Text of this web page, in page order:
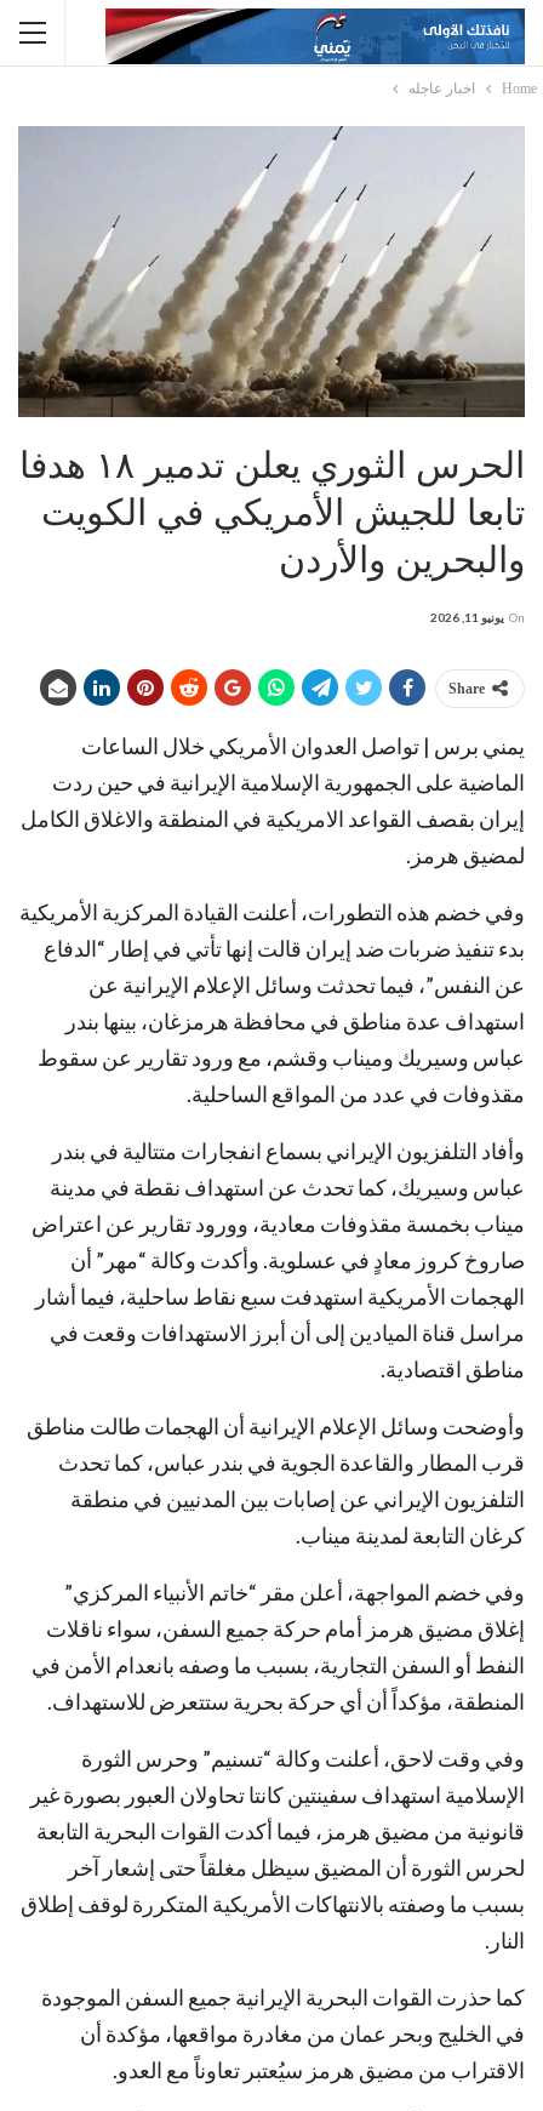
Home اخبار عاجله
الحرس الثوري يعلن تدمير ١٨ هدفا
تابعا للجيش الأمريكي في الكويت
والبحرين والأردن
On يونيو 11, 2026
Share
يمني برس | تواصل العدوان الأمريكي خلال الساعات
الماضية على الجمهورية الإسلامية الإيرانية في حين ردت
إيران بقصف القواعد الامريكية في المنطقة والاغلاق الكامل
لمضيق هرمز.
وفي خضم هذه التطورات، أعلنت القيادة المركزية الأمريكية
بدء تنفيذ ضربات ضد إيران قالت إنها تأتي في إطار “الدفاع
عن النفس”، فيما تحدثت وسائل الإعلام الإيرانية عن
استهداف عدة مناطق في محافظة هرمزغان، بينها بندر
عباس وسيريك وميناب وقشم، مع ورود تقارير عن سقوط
مقذوفات في عدد من المواقع الساحلية.
وأفاد التلفزيون الإيراني بسماع انفجارات متتالية في بندر
عباس وسيريك، كما تحدث عن استهداف نقطة في مدينة
ميناب بخمسة مقذوفات معادية، وورود تقارير عن اعتراض
صاروخ كروز معادٍ في عسلوية. وأكدت وكالة “مهر” أن
الهجمات الأمريكية استهدفت سبع نقاط ساحلية، فيما أشار
مراسل قناة الميادين إلى أن أبرز الاستهدافات وقعت في
مناطق اقتصادية.
وأوضحت وسائل الإعلام الإيرانية أن الهجمات طالت مناطق
قرب المطار والقاعدة الجوية في بندر عباس، كما تحدث
التلفزيون الإيراني عن إصابات بين المدنيين في منطقة
كرغان التابعة لمدينة ميناب.
وفي خضم المواجهة، أعلن مقر “خاتم الأنبياء المركزي”
إغلاق مضيق هرمز أمام حركة جميع السفن، سواء ناقلات
النفط أو السفن التجارية، بسبب ما وصفه بانعدام الأمن في
المنطقة، مؤكداً أن أي حركة بحرية ستتعرض للاستهداف.
وفي وقت لاحق، أعلنت وكالة “تسنيم” وحرس الثورة
الإسلامية استهداف سفينتين كانتا تحاولان العبور بصورة غير
قانونية من مضيق هرمز، فيما أكدت القوات البحرية التابعة
لحرس الثورة أن المضيق سيظل مغلقاً حتى إشعار آخر
بسبب ما وصفته بالانتهاكات الأمريكية المتكررة لوقف إطلاق
النار.
كما حذرت القوات البحرية الإيرانية جميع السفن الموجودة
في الخليج وبحر عمان من مغادرة مواقعها، مؤكدة أن
الاقتراب من مضيق هرمز سيُعتبر تعاوناً مع العدو.